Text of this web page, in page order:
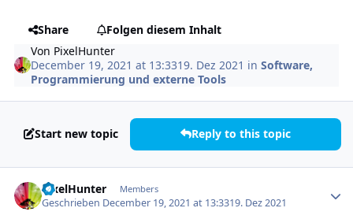
Share
Folgen diesem Inhalt
Von PixelHunter
December 19, 2021 at 13:3319. Dez 2021 inSoftware,
Programmierung und externe Tools
Start new topic Reply to this topic
PixelHunter Members
Geschrieben December 19, 2021 at 13:3319. Dez 2021